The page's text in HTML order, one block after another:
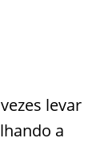
levar
a